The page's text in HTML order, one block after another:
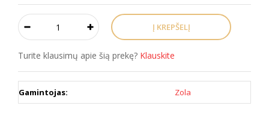
Turite klausimų apie šią prekę? Klauskite
Gamintojas: Zola